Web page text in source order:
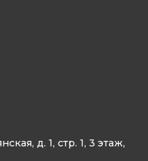
д. 1, стр. 1, 3 этаж,